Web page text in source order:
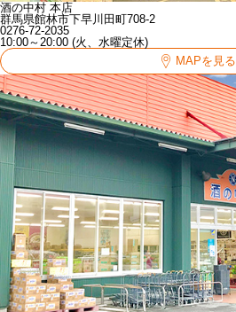
酒の中村 本店
群馬県館林市下早川田町708-2
0276-72-2035
10:00～20:00 (火、水曜定休)
MAPを見る